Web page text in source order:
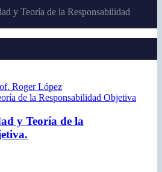
y Teoría de la Responsabilidad
Roger López
de la Responsabilidad Objetiva
y Teoría de la